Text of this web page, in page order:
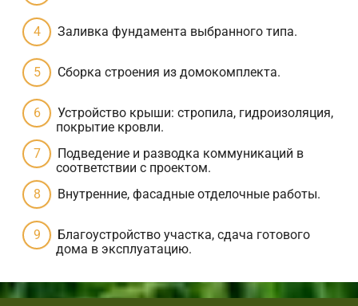
Заливка фундамента выбранного типа.
Сборка строения из домокомплекта.
Устройство крыши: стропила, гидроизоляция,
покрытие кровли.
Подведение и разводка коммуникаций в
соответствии с проектом.
Внутренние, фасадные отделочные работы.
Благоустройство участка, сдача готового
дома в эксплуатацию.